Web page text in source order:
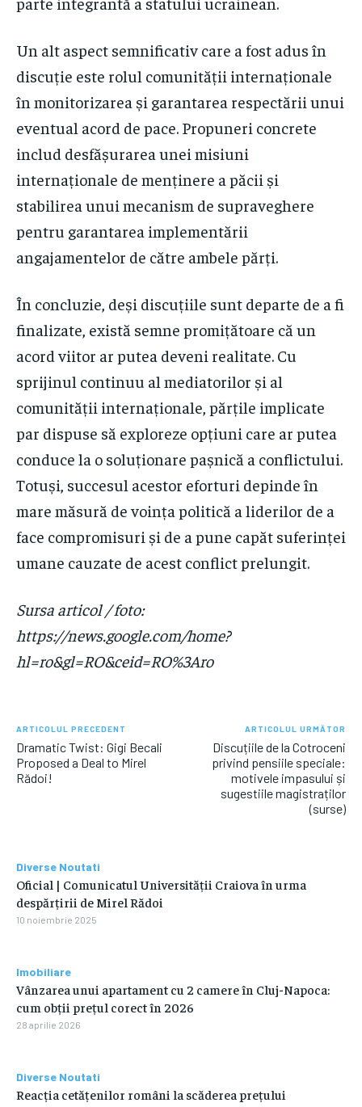
Un alt aspect semnificativ care a fost adus în
discuție este rolul comunității internaționale
în monitorizarea și garantarea respectării unui
eventual acord de pace. Propuneri concrete
includ desfășurarea unei misiuni
internaționale de menținere a păcii și
stabilirea unui mecanism de supraveghere
pentru garantarea implementării
angajamentelor de către ambele părți.
În concluzie, deși discuțiile sunt departe de a fi
finalizate, există semne promițătoare că un
acord viitor ar putea deveni realitate. Cu
sprijinul continuu al mediatorilor și al
comunității internaționale, părțile implicate
par dispuse să exploreze opțiuni care ar putea
conduce la o soluționare pașnică a conflictului.
Totuși, succesul acestor eforturi depinde în
mare măsură de voința politică a liderilor de a
face compromisuri și de a pune capăt suferinței
umane cauzate de acest conflict prelungit.
Sursa articol / foto:
https://news.google.com/home?
hl=ro&gl=RO&ceid=RO%3Aro
ARTICOLUL PRECEDENT
Dramatic Twist: Gigi Becali
Proposed a Deal to Mirel
Rădoi!
ARTICOLUL URMĂTOR
Discuțiile de la Cotroceni
privind pensiile speciale:
motivele impasului și
sugestiile magistraților
(surse)
Diverse Noutati
Oficial | Comunicatul Universității Craiova în urma
despărțirii de Mirel Rădoi
10 noiembrie 2025
Imobiliare
Vânzarea unui apartament cu 2 camere în Cluj-Napoca:
cum obții prețul corect în 2026
28 aprilie 2026
Diverse Noutati
Reacția cetățenilor români la scăderea prețului